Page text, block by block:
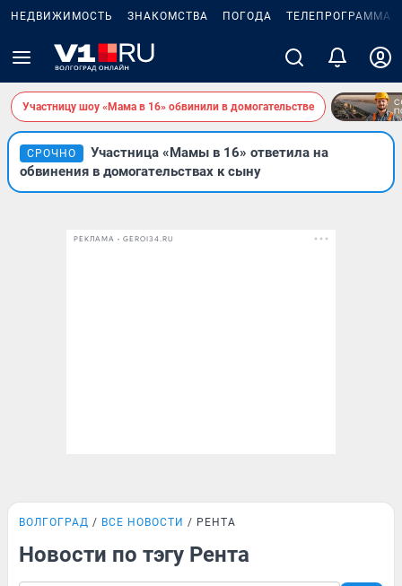
НЕДВИЖИМОСТЬ ЗНАКОМСТВА ПОГОДА ТЕЛЕПРОГРАММА
Участницу шоу «Мама в 16» обвинили в домогательстве
СРОЧНО
Участница «Мамы в 16» ответила на
обвинения в домогательствах к сыну
РЕКЛАМА • GEROI34.RU
ВОЛГОГРАД ВСЕ НОВОСТИ РЕНТА
Новости по тэгу Рента